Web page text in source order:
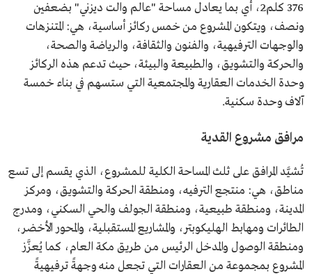
376 كلم2، أي بما يعادل مساحة "عالم والت ديزني" بضعفين
ونصف، ويتكون المشروع من خمس ركائز أساسية، هي: المتنزهات
والوجهات الترفيهية، والفنون والثقافة، والرياضة والصحة،
والحركة والتشويق، والطبيعة والبيئة، حيث تدعم هذه الركائز
وحدة الخدمات العقارية والمجتمعية التي ستسهم في بناء خمسة
آلاف وحدة سكنية.
مرافق مشروع القدية
تُشيَّد المرافق على ثلث المساحة الكلية للمشروع، الذي يقسم إلى تسع
مناطق، هي: منتجع الترفيه، ومنطقة الحركة والتشويق، ومركز
المدينة، ومنطقة طبيعية، ومنطقة الجولف والحي السكني، ومدرج
الطائرات ومهابط الهليكوبتر، والمشاريع المستقبلية، والمحور الأخضر،
ومنطقة الوصول والمدخل الرئيس من طريق مكة العام، كما يُعزَّز
المشروع بمجموعة من العقارات التي تجعل منه وجهةً ترفيهيةً